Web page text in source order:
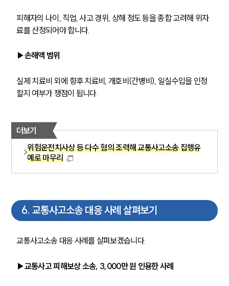
피해자의 나이, 직업, 사고 경위, 상해 정도 등을 종합 고려해 위자
료를 산정되어야 합니다.
▶손해액 범위
실제 치료비 외에 향후 치료비, 개호비(간병비), 일실수입을 인정
할지 여부가 쟁점이 됩니다.
더보기
위험운전치사상 등 다수 혐의 조력해 교통사고소송 집행유
예로 마무리
6. 교통사고소송 대응 사례 살펴보기
교통사고소송 대응 사례를 살펴보겠습니다.
▶교통사고 피해보상 소송, 3,000만 원 인용한 사례